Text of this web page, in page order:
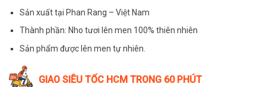
Sản xuất tại Phan Rang – Việt Nam
Thành phần: Nho tươi lên men 100% thiên nhiên
Sản phẩm được lên men tự nhiên.
GIAO SIÊU TỐC HCM TRONG 60 PHÚT